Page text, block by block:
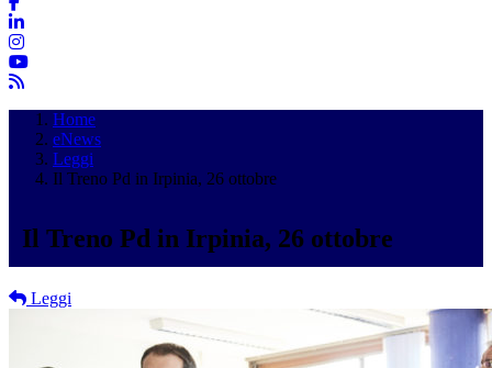
Home
eNews
Leggi
Il Treno Pd in Irpinia, 26 ottobre
Il Treno Pd in Irpinia, 26 ottobre
Leggi